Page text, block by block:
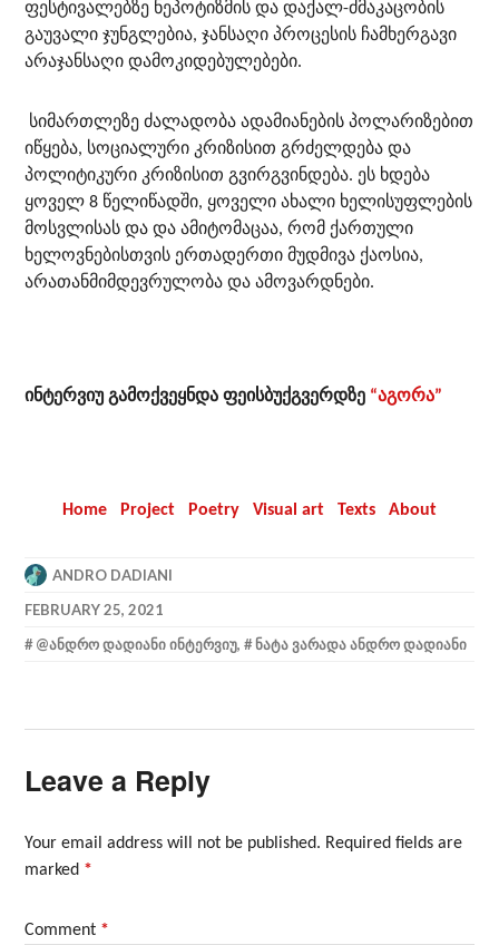
ფესტივალებზე ნეპოტიზმის და დაქალ-ძმაკაცობის
გაუვალი ჯუნგლებია, ჯანსაღი პროცესის ჩამხერგავი
არაჯანსაღი დამოკიდებულებები.
სიმართლეზე ძალადობა ადამიანების პოლარიზებით
იწყება, სოციალური კრიზისით გრძელდება და
პოლიტიკური კრიზისით გვირგვინდება. ეს ხდება
ყოველ 8 წელიწადში, ყოველი ახალი ხელისუფლების
მოსვლისას და და ამიტომაცაა, რომ ქართული
ხელოვნებისთვის ერთადერთი მუდმივა ქაოსია,
არათანმიმდევრულობა და ამოვარდნები.
ინტერვიუ გამოქვეყნდა ფეისბუქგვერდზე “აგორა”
Home Project Poetry Visual art Texts About
ANDRO DADIANI
FEBRUARY 25, 2021
@ᲐᲜᲓᲠᲝ ᲓᲐᲓᲘᲐᲜᲘ ᲘᲜᲢᲔᲠᲕᲘᲣ, ᲜᲐᲢᲐ ᲕᲐᲠᲐᲓᲐ ᲐᲜᲓᲠᲝ ᲓᲐᲓᲘᲐᲜᲘ
Leave a Reply
Your email address will not be published. Required fields are
marked *
Comment *